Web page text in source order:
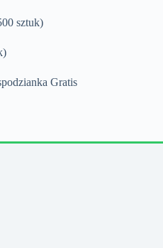
sztuk)
Gratis